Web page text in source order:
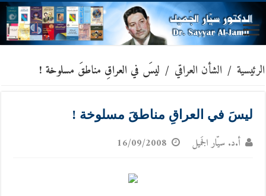
الرئيسية / الشأن العراقي / ليسَ في العراقِ مناطقَ مسلوخة !
ليسَ في العراقِ مناطقَ مسلوخة !
أ.د. سيّار الجَميل 16/09/2008